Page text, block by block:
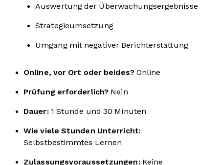
Auswertung der Überwachungsergebnisse
Strategieumsetzung
Umgang mit negativer Berichterstattung
Online, vor Ort oder beides?Online
Prüfung erforderlich? Nein
Dauer:1 Stunde und 30 Minuten
Wie viele Stunden Unterricht:
Selbstbestimmtes Lernen
Zulassungsvoraussetzungen:Keine